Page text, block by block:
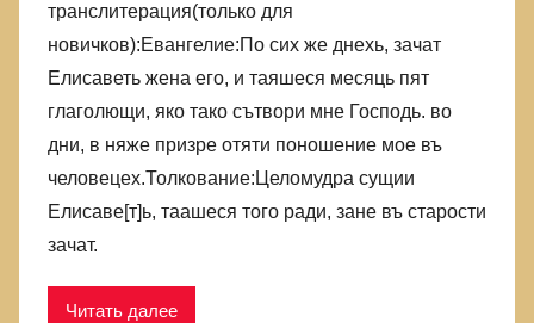
транслитерация(только для
новичков):Евангелие:По сих же днехь, зачат
Елисаветь жена его, и таяшеся месяць пят
глаголющи, яко тако сътвори мне Господь. во
дни, в няже призре отяти поношение мое въ
человецех.Толкование:Целомудра сущии
Елисаве[т]ь, таашеся того ради, зане въ старости
зачат.
Читать далее